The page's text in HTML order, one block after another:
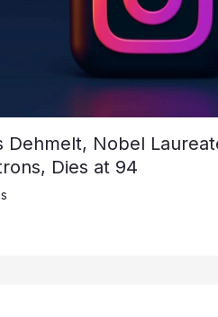
Dehmelt, Nobel
Dies at 94